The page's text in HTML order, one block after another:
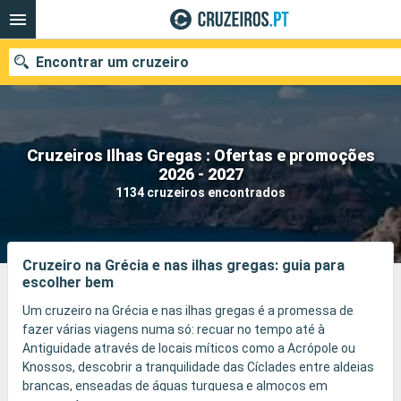
Cruzeiros Ilhas Gregas : Ofertas e promoções
2026 - 2027
1134 cruzeiros encontrados
Encontrar um cruzeiro
Quando ir?
Data de partida
Portos Companhias
Cruzeiro na Grécia e nas ilhas gregas: guia para
escolher bem
Um cruzeiro na Grécia e nas ilhas gregas é a promessa de
fazer várias viagens numa só: recuar no tempo até à
Antiguidade através de locais míticos como a Acrópole ou
Knossos, descobrir a tranquilidade das Cíclades entre aldeias
brancas, enseadas de águas turquesa e almoços em